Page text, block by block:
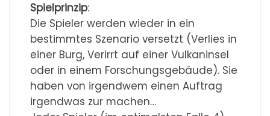
Spielprinzip:
Die Spieler werden wieder in ein
bestimmtes Szenario versetzt (Verlies in
einer Burg, Verirrt auf einer Vulkaninsel
oder in einem Forschungsgebäude). Sie
haben von irgendwem einen Auftrag
irgendwas zur machen…